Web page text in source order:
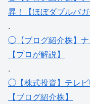
昇！【ほぼダブルバガ
.
◯【ブログ紹介株】ナ
【プロが解説】
.
◯【株式投資】テレビ
【ブログ紹介株】